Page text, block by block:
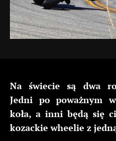
Na świecie są dwa
Jedni po poważnym
koła, a inni będą się
kozackie wheelie z